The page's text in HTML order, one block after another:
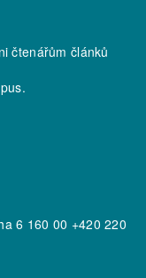
čtenářům článků
.
6 160 00 +420 220